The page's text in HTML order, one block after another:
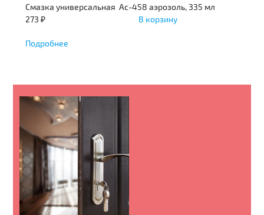
Смазка универсальная Ас-458 аэрозоль, 335 мл
273 ₽
В корзину
Подробнее